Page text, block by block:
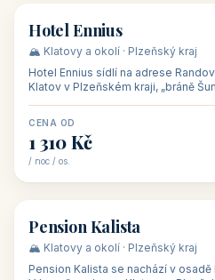
🏨 hotel
Hotel Ennius
🏔️ Klatovy a okolí · Plzeňský kraj
Hotel Ennius sídlí na adrese
Klatov v Plzeňském kraji, „bráně
CENA OD
1 310 Kč
/ noc / os.
🏡 penzion
Pension Kalista
🏔️ Klatovy a okolí · Plzeňský kraj
Pension Kalista se nachází v